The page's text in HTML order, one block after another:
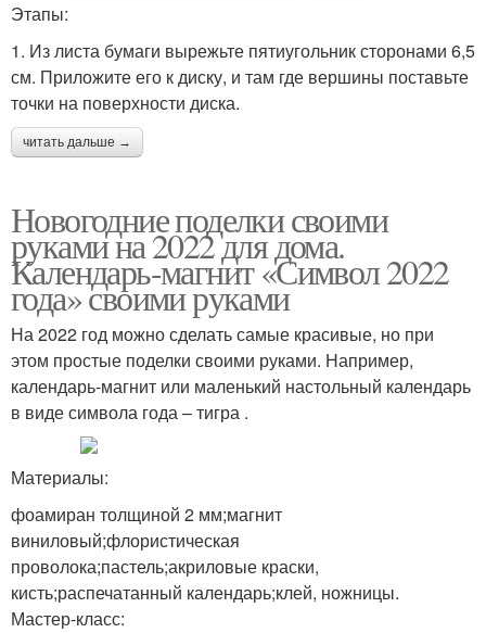
Этапы:
1. Из листа бумаги вырежьте пятиугольник сторонами 6,5
см. Приложите его к диску, и там где вершины поставьте
точки на поверхности диска.
читать дальше →
Новогодние поделки своими
руками на 2022 для дома.
Календарь-магнит «Символ 2022
года» своими руками
На 2022 год можно сделать самые красивые, но при
этом простые поделки своими руками. Например,
календарь-магнит или маленький настольный календарь
в виде символа года – тигра .
Материалы:
фоамиран толщиной 2 мм;магнит
виниловый;флористическая
проволока;пастель;акриловые краски,
кисть;распечатанный календарь;клей, ножницы.
Мастер-класс: